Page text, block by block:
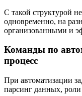
С такой структурой
одновременно, на
организованными и
Команды по
процесс
При автоматизации
парсинг данных,